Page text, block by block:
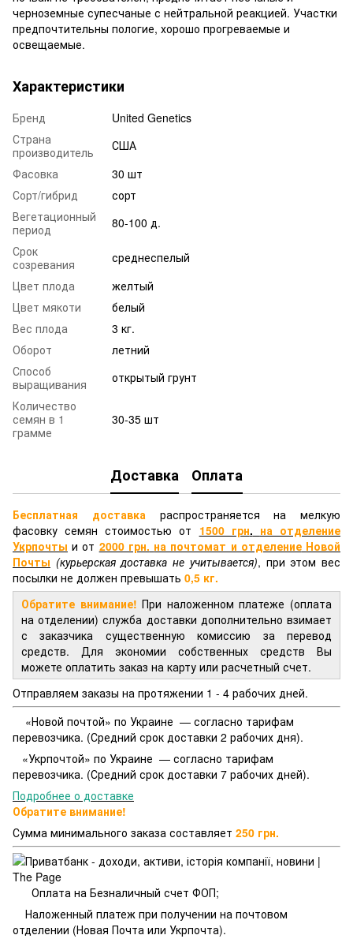
черноземные супесчаные с нейтральной реакцией. Участки
предпочтительны пологие, хорошо прогреваемые и
освещаемые.
Характеристики
Бренд
United Genetics
Страна
производитель
США
Фасовка
30 шт
Сорт/гибрид
сорт
Вегетационный
период
80-100 д.
Срок
созревания
среднеспелый
Цвет плода
желтый
Цвет мякоти
белый
Вес плода
3 кг.
Оборот
летний
Способ
выращивания
открытый грунт
Количество
семян в 1
грамме
30-35 шт
Доставка Оплата
Бесплатная доставка распространяется на мелкую
фасовку семян стоимостью от 1500 грн. на отделение
Укрпочты и от 2000 грн. на почтомат и отделение Новой
Почты (курьерская доставка не учитывается), при этом вес
посылки не должен превышать 0,5 кг.
Обратите внимание!При наложенном платеже (оплата
на отделении) служба доставки дополнительно взимает
с заказчика существенную комиссию за перевод
средств. Для экономии собственных средств Вы
можете оплатить заказ на карту или расчетный счет.
Отправляем заказы на протяжении 1 - 4 рабочих дней.
«Новой почтой» по Украине — согласно тарифам
перевозчика. (Средний срок доставки 2 рабочих дня).
«Укрпочтой» по Украине — согласно тарифам
перевозчика. (Средний срок доставки 7 рабочих дней).
Подробнее о доставке
Обратите внимание!
Сумма минимального заказа составляет 250 грн.
Оплата на Безналичный счет ФОП;
Наложенный платеж при получении на почтовом
отделении (Новая Почта или Укрпочта).